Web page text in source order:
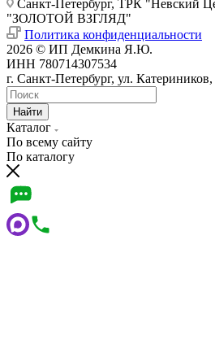
Санкт-Петербург, ТРК "Невский
"ЗОЛОТОЙ ВЗГЛЯД"
Политика конфиденциальности
2026 © ИП Демкина Я.Ю.
ИНН 780714307534
г. Санкт-Петербург, ул.
Найти
Каталог
По всему сайту
По каталогу